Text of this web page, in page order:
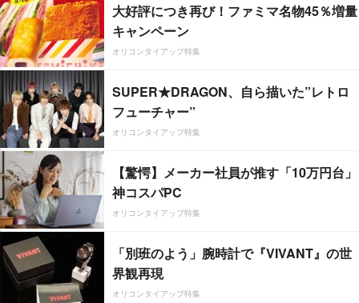
大好評につき再び！ファミマ名物45％増量
キャンペーン
オリコンタイアップ特集
SUPER★DRAGON、自ら描いた”レトロ
フューチャー”
オリコンタイアップ特集
【驚愕】メーカー社員が推す「10万円台」
神コスパPC
オリコンタイアップ特集
「別班のよう」腕時計で『VIVANT』の世
界観再現
オリコンタイアップ特集